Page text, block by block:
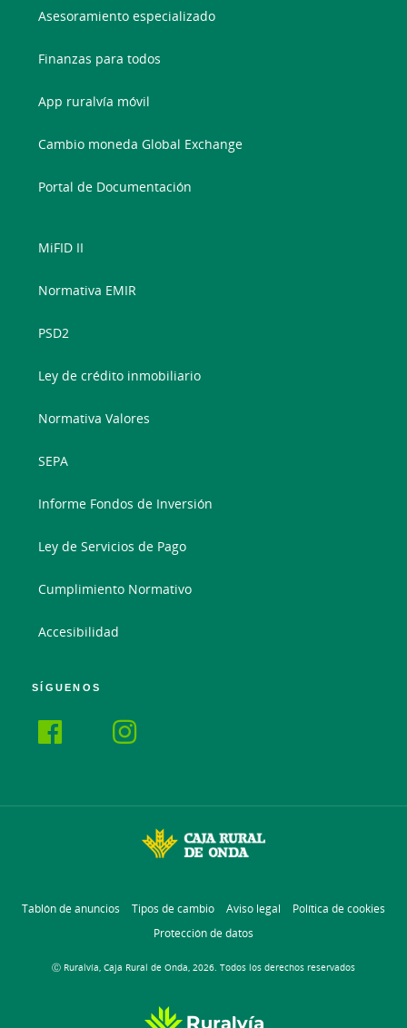
Asesoramiento especializado
Finanzas para todos
App ruralvía móvil
Cambio moneda Global Exchange
Portal de Documentación
MiFID II
Normativa EMIR
PSD2
Ley de crédito inmobiliario
Normativa Valores
SEPA
Informe Fondos de Inversión
Ley de Servicios de Pago
Cumplimiento Normativo
Accesibilidad
SÍGUENOS
Tablón de anuncios Tipos de cambio Aviso legal
Política de cookies
Protección de datos
Ⓒ Ruralvía, Caja Rural de Onda, 2026. Todos los derechos reservados